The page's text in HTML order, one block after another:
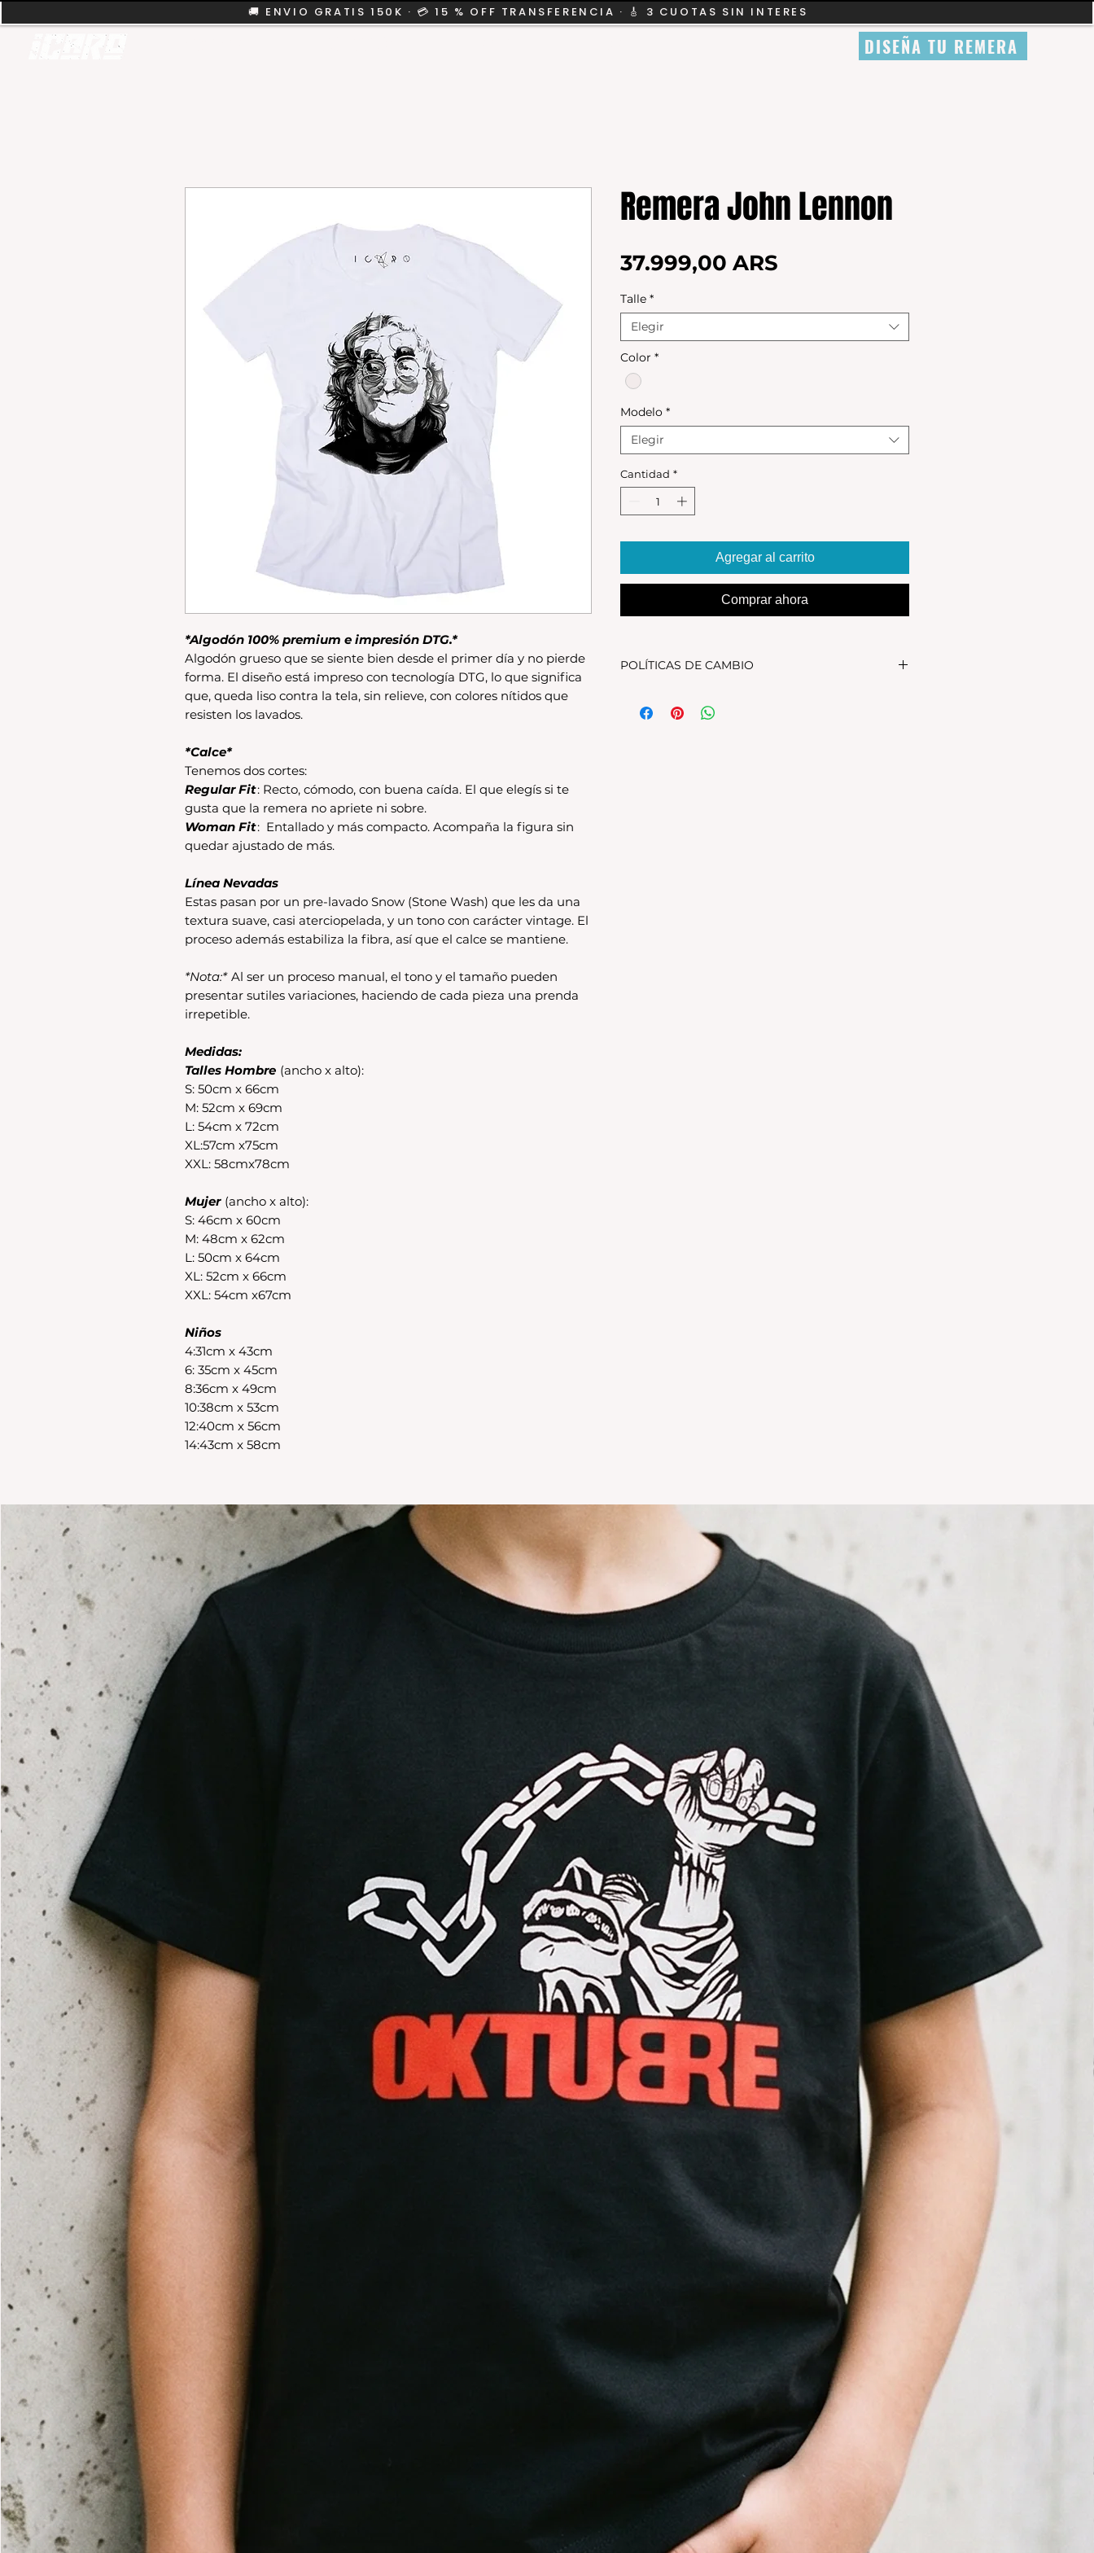
🚚 ENVIO GRATIS 150K · 💳 15 % OFF TRANSFERENCIA · 🎸 3 CUOTAS SIN INTERES
DISEÑA TU REMERA
*Algodón 100% premium e impresión DTG.*
Algodón grueso que se siente bien desde el primer día y no pierde
forma. El diseño está impreso con tecnología DTG, lo que significa
que, queda liso contra la tela, sin relieve, con colores nítidos que
resisten los lavados.
*Calce*
Tenemos dos cortes:
Regular Fit: Recto, cómodo, con buena caída. El que elegís si te
gusta que la remera no apriete ni sobre.
Woman Fit: Entallado y más compacto. Acompaña la figura sin
quedar ajustado de más.
Línea Nevadas
Estas pasan por un pre-lavado Snow (Stone Wash) que les da una
textura suave, casi aterciopelada, y un tono con carácter vintage. El
proceso además estabiliza la fibra, así que el calce se mantiene.
*Nota:* Al ser un proceso manual, el tono y el tamaño pueden
presentar sutiles variaciones, haciendo de cada pieza una prenda
irrepetible.
Medidas:
Talles Hombre (ancho x alto):
S: 50cm x 66cm
M: 52cm x 69cm
L: 54cm x 72cm
XL:57cm x75cm
XXL: 58cmx78cm
Mujer (ancho x alto):
S: 46cm x 60cm
M: 48cm x 62cm
L: 50cm x 64cm
XL: 52cm x 66cm
XXL: 54cm x67cm
Niños
4:31cm x 43cm
6: 35cm x 45cm
8:36cm x 49cm
10:38cm x 53cm
12:40cm x 56cm
14:43cm x 58cm
Remera John Lennon
37.999,00 ARS
Talle *
Elegir
Color *
Modelo *
Elegir
Cantidad *
Agregar al carrito
Comprar ahora
POLÍTICAS DE CAMBIO
debe encontrarse sin uso y en su packaging